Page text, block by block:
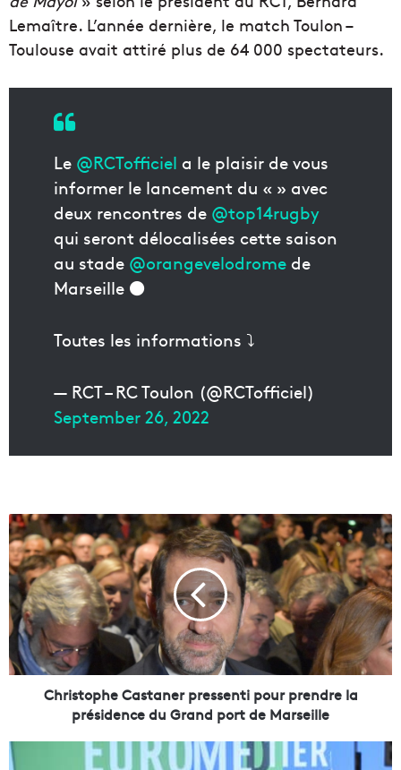
Lemaître. L’année dernière, le match Toulon –
Toulouse avait attiré plus de 64 000 spectateurs.
Le @RCTofficiel a le plaisir de vous
informer le lancement du « » avec
deux rencontres de @top14rugby
qui seront délocalisées cette saison
au stade @orangevelodrome de
Marseille ⚫
Toutes les informations ⤵️
— RCT – RC Toulon (@RCTofficiel)
September 26, 2022
C
h
r
i
s
t
o
p
h
s
Christophe Castaner pressenti pour prendre la
présidence du Grand port de Marseille
P